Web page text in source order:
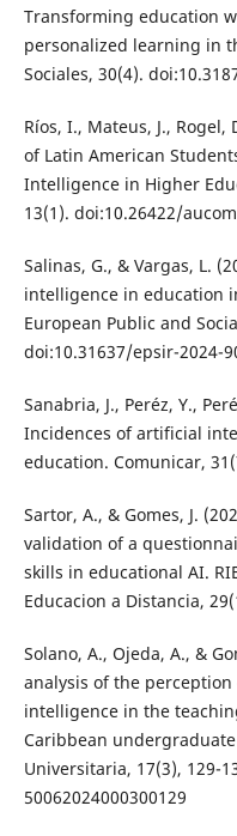
Transforming education
personalized learning in
Sociales, 30(4).
Ríos, I., Mateus, J., Rogel,
of Latin American
Intelligence in Higher
13(1). doi:10.26422/
Salinas, G., & Vargas, L.
intelligence in education
European Public and
doi:10.31637/epsir-2024-
Sanabria, J., Peréz, Y.,
Incidences of artificial
education. Comunicar,
Sartor, A., & Gomes, J.
validation of a
skills in educational AI.
Educacion a Distancia,
Solano, A., Ojeda, A., &
analysis of the
intelligence in the
Caribbean
Universitaria, 17(3), 129-
50062024000300129